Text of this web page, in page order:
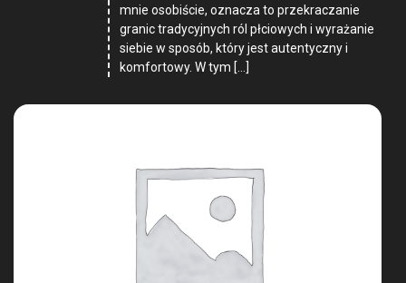
mnie osobiście, oznacza to przekraczanie
granic tradycyjnych ról płciowych i wyrażanie
siebie w sposób, który jest autentyczny i
komfortowy. W tym […]